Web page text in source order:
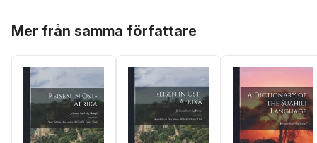
Mer från samma författare